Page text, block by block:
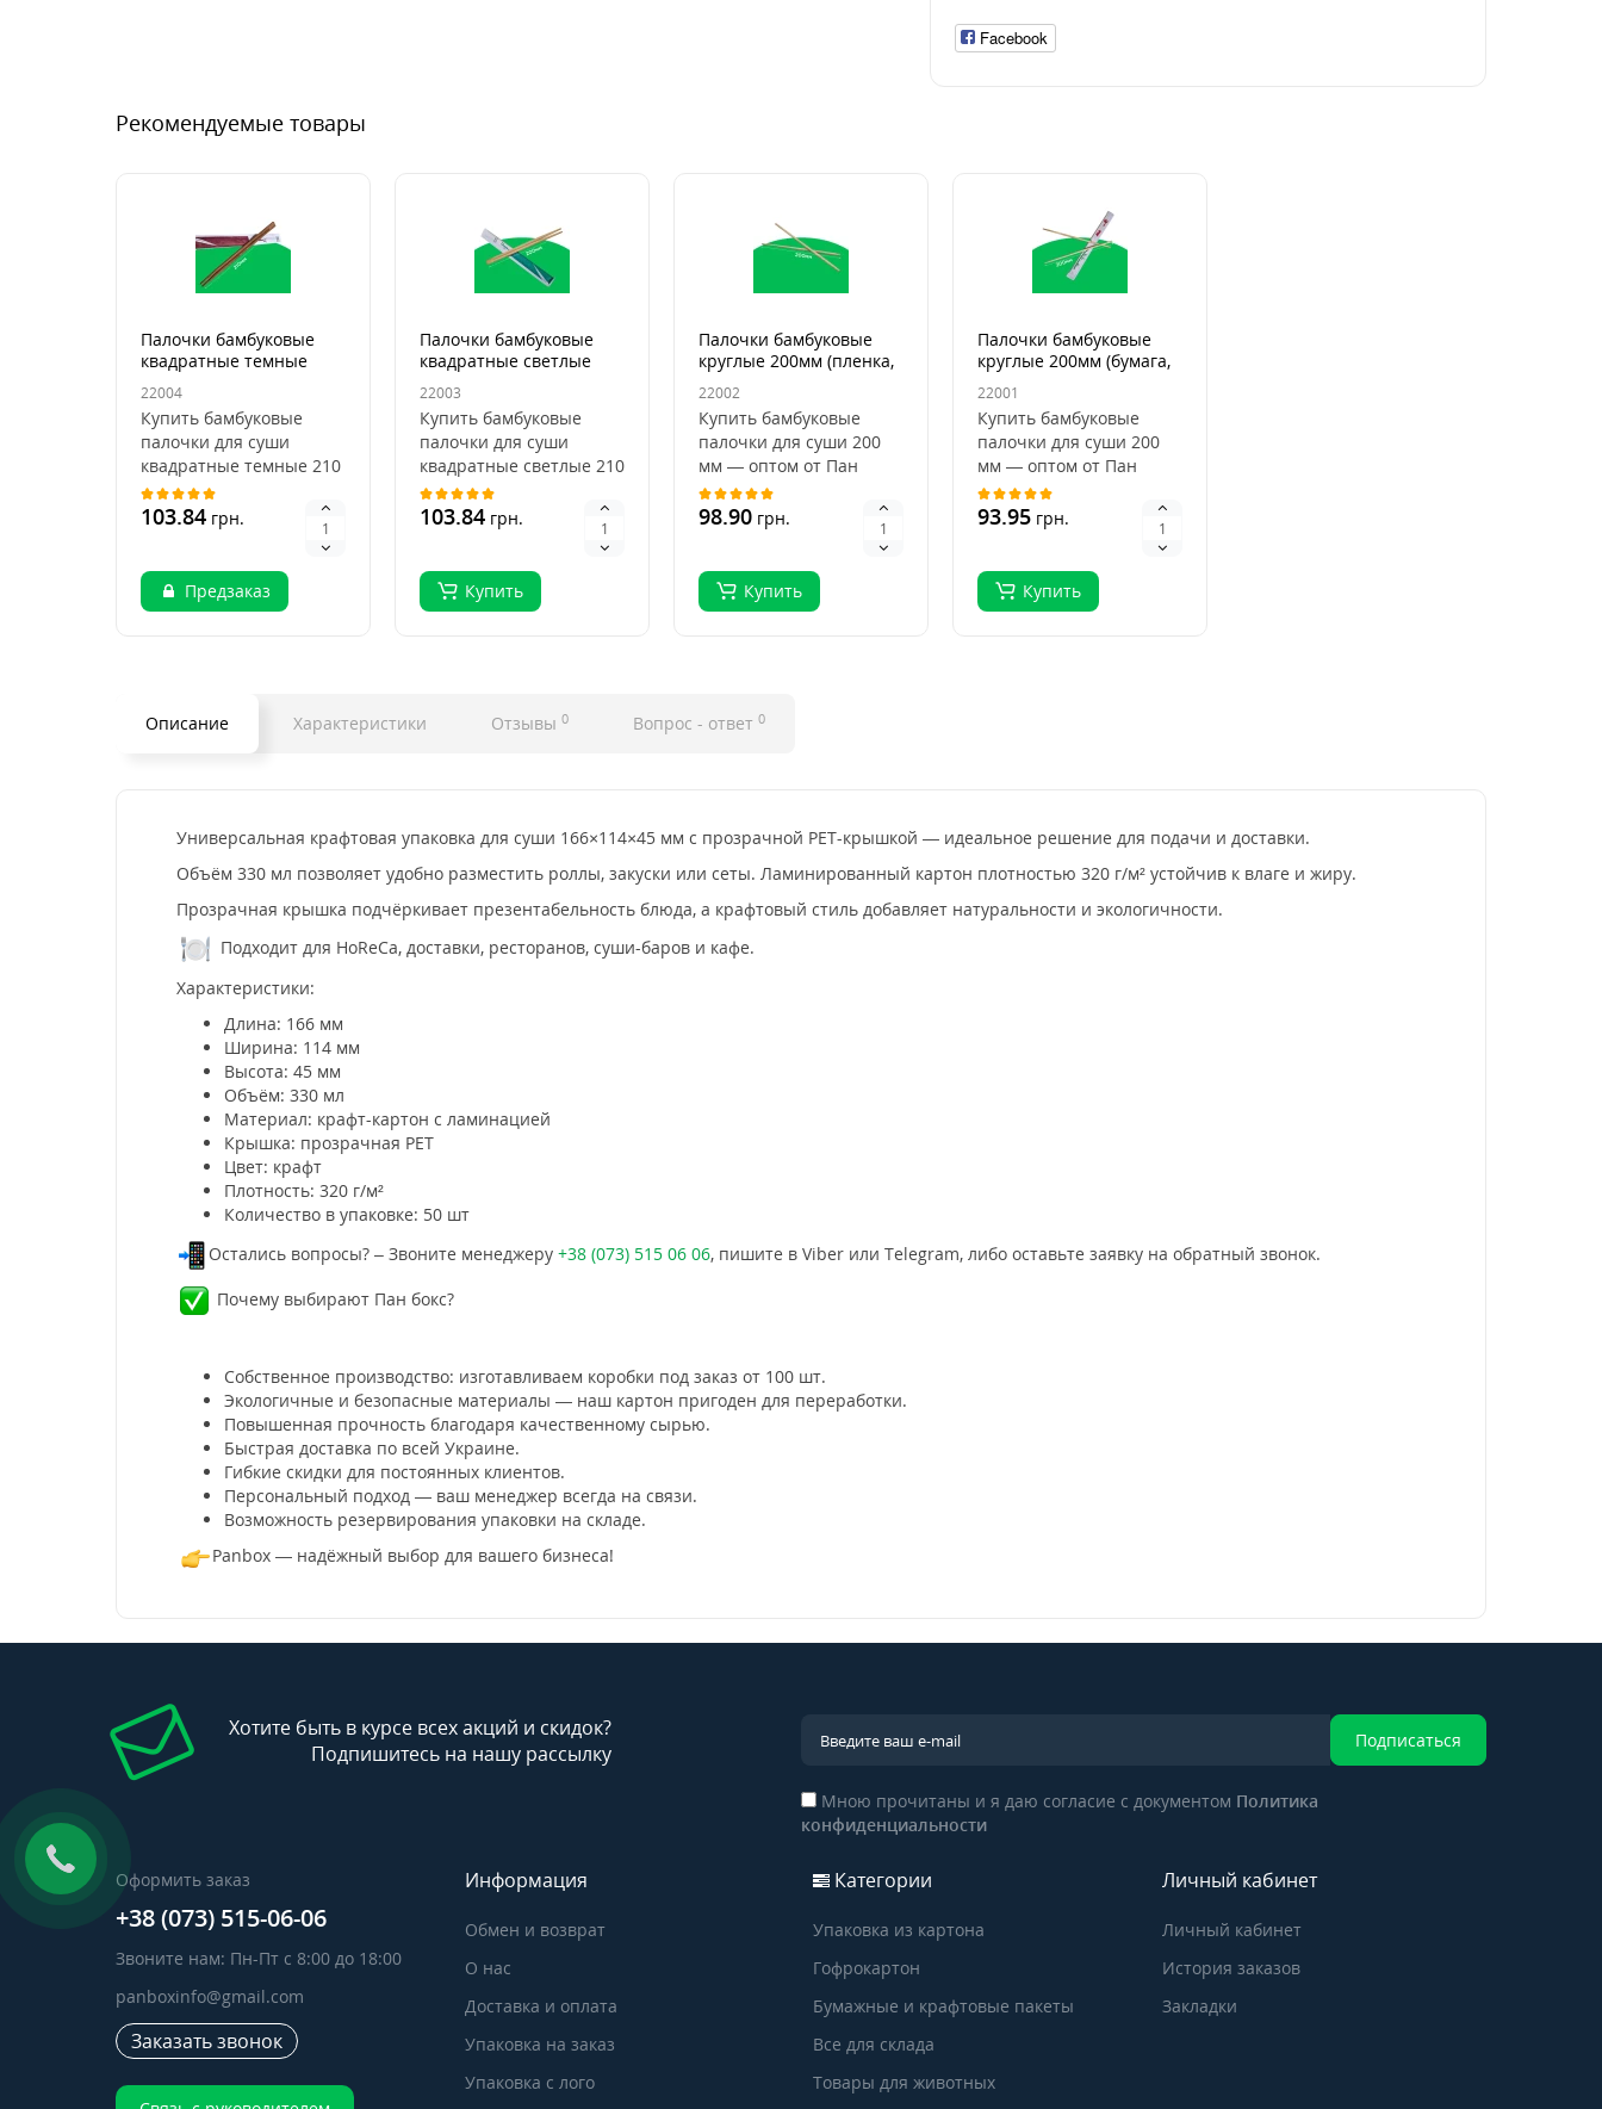
Facebook
Рекомендуемые товары
Палочки бамбуковые
квадратные темные
210мм (100шт/уп)
22004
Купить бамбуковые
палочки для суши
квадратные темные 210
мм — оптом от Пан
Бокс.Бамбуковые
палочки д..
103.84 грн.
Предзаказ
Палочки бамбуковые
квадратные светлые
210мм (100шт/уп)
22003
Купить бамбуковые
палочки для суши
квадратные светлые 210
мм — оптом от Пан
Бокс.Бамбуковые
палочки ..
103.84 грн.
Купить
Палочки бамбуковые
круглые 200мм (пленка,
100шт/уп)
22002
Купить бамбуковые
палочки для суши 200
мм — оптом от Пан
Бокс.Бамбуковые
палочки для суши — это
98.90 грн.
Купить
Палочки бамбуковые
круглые 200мм (бумага,
100шт/уп)
22001
Купить бамбуковые
палочки для суши 200
мм — оптом от Пан
Бокс.Бамбуковые
палочки для суши — это
93.95 грн.
Купить
Описание Характеристики Отзывы 0 Вопрос - ответ 0
Универсальная крафтовая упаковка для суши 166×114×45 мм с прозрачной PET-крышкой — идеальное решение для подачи и доставки.
Объём 330 мл позволяет удобно разместить роллы, закуски или сеты. Ламинированный картон плотностью 320 г/м² устойчив к влаге и жиру.
Прозрачная крышка подчёркивает презентабельность блюда, а крафтовый стиль добавляет натуральности и экологичности.
Подходит для HoReCa, доставки, ресторанов, суши-баров и кафе.
Характеристики:
Длина: 166 мм
Ширина: 114 мм
Высота: 45 мм
Объём: 330 мл
Материал: крафт-картон с ламинацией
Крышка: прозрачная PET
Цвет: крафт
Плотность: 320 г/м²
Количество в упаковке: 50 шт
Остались вопросы? – Звоните менеджеру +38 (073) 515 06 06, пишите в Viber или Telegram, либо оставьте заявку на обратный звонок.
Почему выбирают Пан бокс?
Собственное производство: изготавливаем коробки под заказ от 100 шт.
Экологичные и безопасные материалы — наш картон пригоден для переработки.
Повышенная прочность благодаря качественному сырью.
Быстрая доставка по всей Украине.
Гибкие скидки для постоянных клиентов.
Персональный подход — ваш менеджер всегда на связи.
Возможность резервирования упаковки на складе.
Panbox — надёжный выбор для вашего бизнеса!
Хотите быть в курсе всех акций и скидок?
Подпишитесь на нашу рассылку
Подписаться
Мною прочитаны и я даю согласие с документом Политика
конфиденциальности
Оформить заказ
+38 (073) 515-06-06
Звоните нам: Пн-Пт с 8:00 до 18:00
panboxinfo@gmail.com
Заказать звонок
Информация
Обмен и возврат
О нас
Доставка и оплата
Упаковка на заказ
Упаковка с лого
Категории
Упаковка из картона
Гофрокартон
Бумажные и крафтовые пакеты
Все для склада
Товары для животных
Личный кабинет
Личный кабинет
История заказов
Закладки